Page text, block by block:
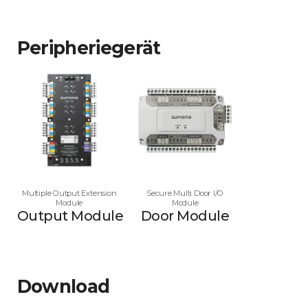
Peripheriegerät
Multiple Output Extension
Module
Output Module
Secure Multi Door I/O
Module
Door Module
Download